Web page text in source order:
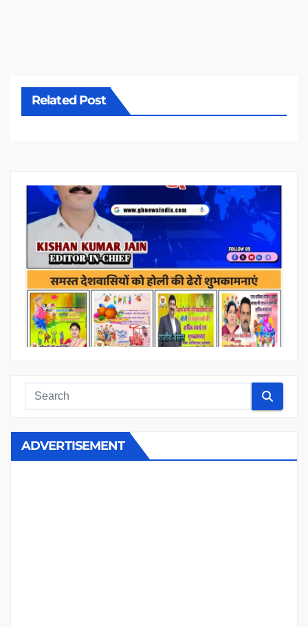
Related Post
ADVERTISEMENT